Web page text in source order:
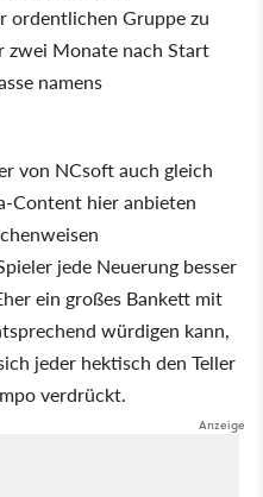
ordentlichen Gruppe zu
zwei Monate nach Start
namens
von NCsoft auch gleich
Content hier anbieten
jede Neuerung besser
ein großes Bankett mit
würdigen kann,
jeder hektisch den Teller
verdrückt.